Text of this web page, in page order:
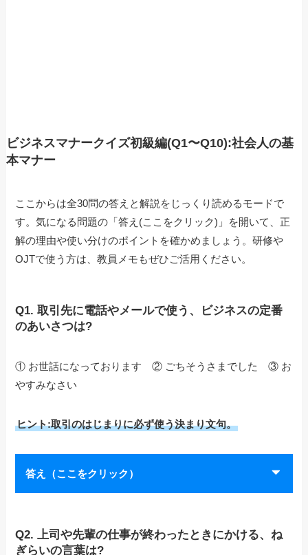
ビジネスマナークイズ初級編(Q1〜Q10):社会人の基
本マナー
ここからは全30問の答えと解説をじっくり読めるモードで
す。気になる問題の「答え(ここをクリック)」を開いて、正
解の理由や使い分けのポイントを確かめましょう。研修や
OJTで使う方は、教員メモもぜひご活用ください。
Q1. 取引先に電話やメールで使う、ビジネスの定番
のあいさつは?
① お世話になっております ② ごちそうさまでした ③ お
やすみなさい
ヒント:取引のはじまりに必ず使う決まり文句。
答え（ここをクリック）
Q2. 上司や先輩の仕事が終わったときにかける、ね
ぎらいの言葉は?